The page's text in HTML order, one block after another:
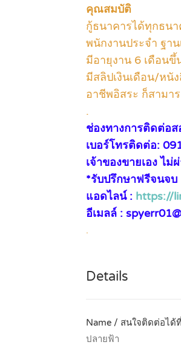
คุณสมบัติ
กู้ธนาคารได้ทุกธนา
พนักงานประจำ ฐา
มีอายุงาน 6 เดือนขึ้
มีสลิปเงินเดือน/หนั
อาชีพอิสระ ก็สามา
.
ช่องทางการติดต่อส
เบอร์โทรติดต่อ:
เจ้าของขายเอง ไม่
*รับปรึกษาฟรีจนจบ
แอดไลน์ : https://
อีเมลล์ :
.
Details
Name / สนใจติดต่อได้
ปลายฟ้า